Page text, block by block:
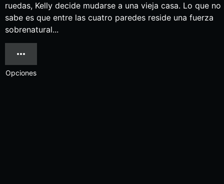
ruedas, Kelly decide mudarse a una vieja casa. Lo que no
sabe es que entre las cuatro paredes reside una fuerza
sobrenatural...
Opciones